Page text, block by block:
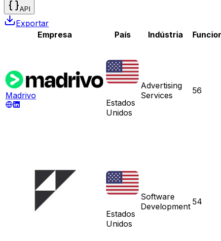
API
Exportar
Empresa
País Indústria
Madrivo
Estados
Unidos
Advertising
Services
56
Estados
Unidos
Software
Development 54